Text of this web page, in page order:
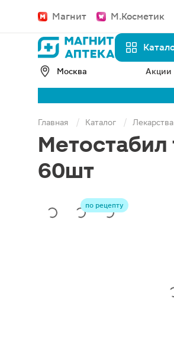
Магнит М.Косметик
Москва Акции
Главная Каталог Лекарства
Метостабил
60шт
по рецепту